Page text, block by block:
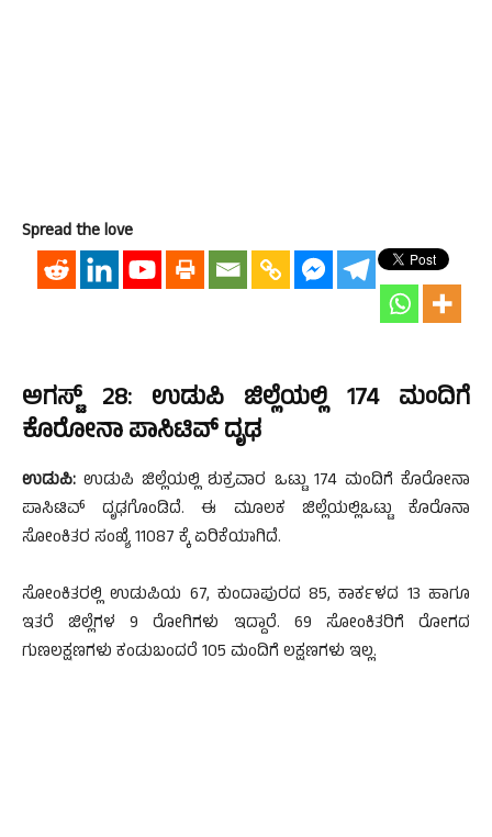
Spread the love
ಅಗಸ್ಟ್ 28: ಉಡುಪಿ ಜಿಲ್ಲೆಯಲ್ಲಿ 174 ಮಂದಿಗೆ
ಕೊರೋನಾ ಪಾಸಿಟಿವ್ ದೃಢ
ಉಡುಪಿ: ಉಡುಪಿ ಜಿಲ್ಲೆಯಲ್ಲಿ ಶುಕ್ರವಾರ ಒಟ್ಟು 174 ಮಂದಿಗೆ ಕೊರೋನಾ
ಪಾಸಿಟಿವ್ ದೃಢಗೊಂಡಿದೆ. ಈ ಮೂಲಕ ಜಿಲ್ಲೆಯಲ್ಲಿಒಟ್ಟು ಕೊರೊನಾ
ಸೋಂಕಿತರ ಸಂಖ್ಯೆ 11087 ಕ್ಕೆ ಏರಿಕೆಯಾಗಿದೆ.
ಸೋಂಕಿತರಲ್ಲಿ ಉಡುಪಿಯ 67, ಕುಂದಾಪುರದ 85, ಕಾರ್ಕಳದ 13 ಹಾಗೂ
ಇತರೆ ಜಿಲ್ಲೆಗಳ 9 ರೋಗಿಗಳು ಇದ್ದಾರೆ. 69 ಸೋಂಕಿತರಿಗೆ ರೋಗದ
ಗುಣಲಕ್ಷಣಗಳು ಕಂಡುಬಂದರೆ 105 ಮಂದಿಗೆ ಲಕ್ಷಣಗಳು ಇಲ್ಲ.